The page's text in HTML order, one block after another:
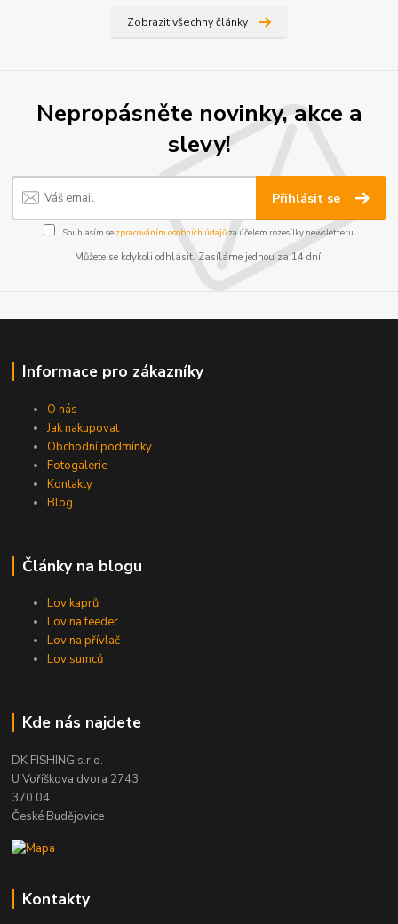
Zobrazit všechny články
Nepropásněte novinky, akce a
slevy!
Přihlásit se
Souhlasím se zpracováním osobních údajůza účelem rozesílky newsletteru.
Můžete se kdykoli odhlásit. Zasíláme jednou za 14 dní.
Informace pro zákazníky
O nás
Jak nakupovat
Obchodní podmínky
Fotogalerie
Kontakty
Blog
Články na blogu
Lov kaprů
Lov na feeder
Lov na přívlač
Lov sumců
Kde nás najdete
DK FISHING s.r.o.
U Voříškova dvora 2743
370 04
České Budějovice
Kontakty